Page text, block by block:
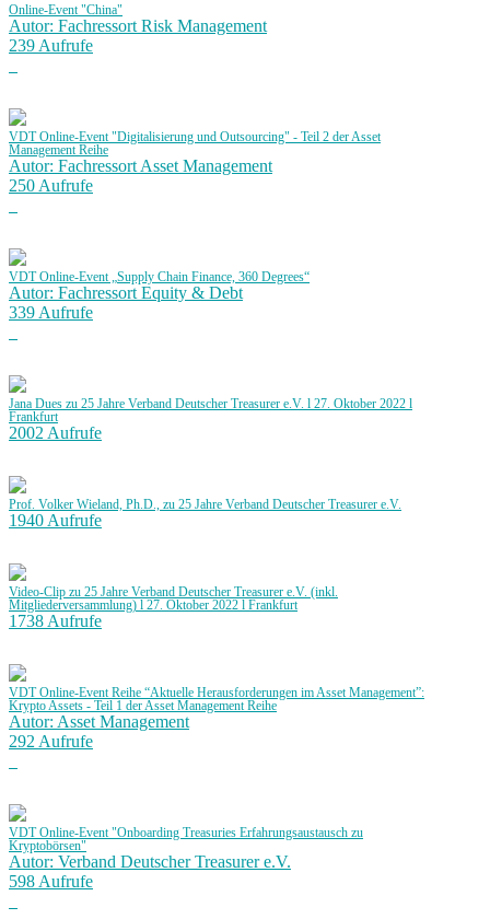
Online-Event "China"
Autor: Fachressort Risk Management
239 Aufrufe
VDT Online-Event "Digitalisierung und Outsourcing" - Teil 2 der Asset
Management Reihe
Autor: Fachressort Asset Management
250 Aufrufe
VDT Online-Event „Supply Chain Finance, 360 Degrees“
Autor: Fachressort Equity & Debt
339 Aufrufe
Jana Dues zu 25 Jahre Verband Deutscher Treasurer e.V. l 27. Oktober 2022 l
Frankfurt
2002 Aufrufe
Prof. Volker Wieland, Ph.D., zu 25 Jahre Verband Deutscher Treasurer e.V.
1940 Aufrufe
Video-Clip zu 25 Jahre Verband Deutscher Treasurer e.V. (inkl.
Mitgliederversammlung) l 27. Oktober 2022 l Frankfurt
1738 Aufrufe
VDT Online-Event Reihe “Aktuelle Herausforderungen im Asset Management”:
Krypto Assets - Teil 1 der Asset Management Reihe
Autor: Asset Management
292 Aufrufe
VDT Online-Event "Onboarding Treasuries Erfahrungsaustausch zu
Kryptobörsen"
Autor: Verband Deutscher Treasurer e.V.
598 Aufrufe